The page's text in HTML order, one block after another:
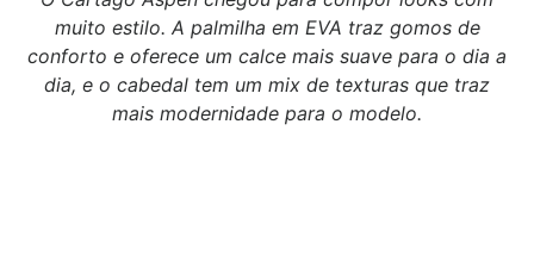
muito estilo. A palmilha em EVA traz gomos de
conforto e oferece um calce mais suave para o dia a
dia, e o cabedal tem um mix de texturas que traz
mais modernidade para o modelo.